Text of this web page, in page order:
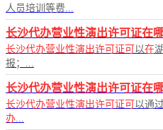
人员培训等费...
长沙代办营业性演出许可证在
长沙代办营业性演出许可证可 以在
报；...
长沙代办营业性演出许可证在
长沙代办营业性演出许可证可 以通
办